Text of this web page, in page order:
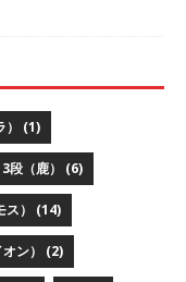
） (1)
3段（鹿） (6)
ス） (14)
オン） (2)